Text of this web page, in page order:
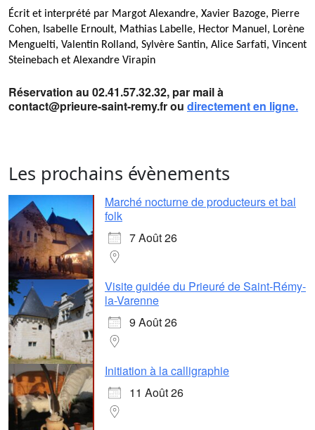
Écrit et interprété par Margot Alexandre, Xavier Bazoge, Pierre
Cohen, Isabelle Ernoult, Mathias Labelle, Hector Manuel, Lorène
Menguelti, Valentin Rolland, Sylvère Santin, Alice Sarfati, Vincent
Steinebach et Alexandre Virapin
Réservation au 02.41.57.32.32, par mail à
contact@prieure-saint-remy.fr ou directement en ligne.
Les prochains évènements
Marché nocturne de producteurs et bal
folk
7 Août 26
Visite guidée du Prieuré de Saint-Rémy-
la-Varenne
9 Août 26
Initiation à la calligraphie
11 Août 26